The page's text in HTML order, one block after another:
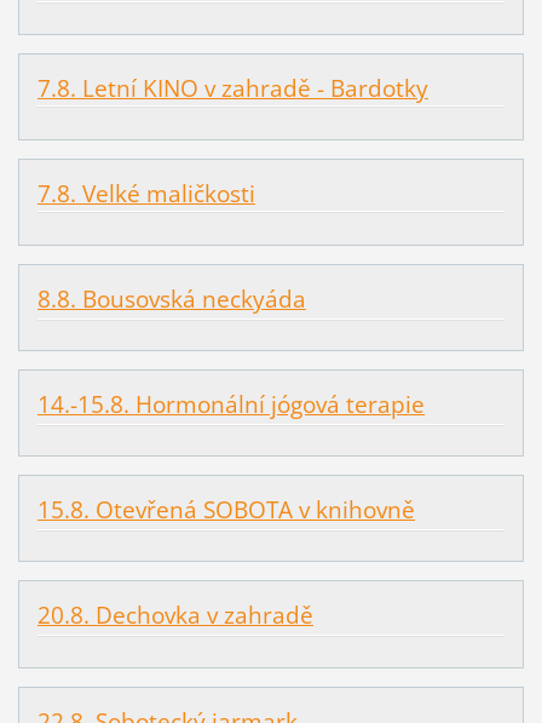
7.8. Letní KINO v zahradě - Bardotky
7.8. Velké maličkosti
8.8. Bousovská neckyáda
14.-15.8. Hormonální jógová terapie
15.8. Otevřená SOBOTA v knihovně
20.8. Dechovka v zahradě